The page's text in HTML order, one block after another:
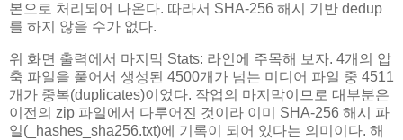
본으로 처리되어 나온다. 따라서 SHA-256 해시 기반 dedup
를 하지 않을 수가 없다.
위 화면 출력에서 마지막 Stats: 라인에 주목해 보자. 4개의 압
축 파일을 풀어서 생성된 4500개가 넘는 미디어 파일 중 4511
개가 중복(duplicates)이었다. 작업의 마지막이므로 대부분은
이전의 zip 파일에서 다루어진 것이라 이미 SHA-256 해시 파
일(_hashes_sha256.txt)에 기록이 되어 있다는 의미이다. 해